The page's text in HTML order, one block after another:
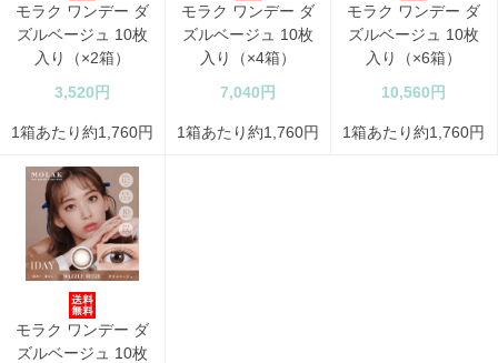
モラク ワンデー ダ
ズルベージュ 10枚
入り（×2箱）
3,520円
1箱あたり約1,760円
モラク ワンデー ダ
ズルベージュ 10枚
入り（×4箱）
7,040円
1箱あたり約1,760円
モラク ワンデー ダ
ズルベージュ 10枚
入り（×6箱）
10,560円
1箱あたり約1,760円
モラク ワンデー ダ
ズルベージュ 10枚